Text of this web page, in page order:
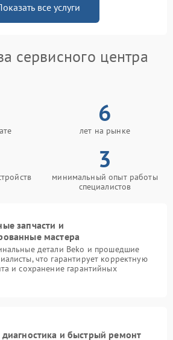
все услуги
сервисного центра
6
лет на рынке
3
минимальный опыт работы
специалистов
запчасти и
мастера
детали Beko и прошедшие
что гарантирует корректную
и сохранение гарантийных
диагностика и быстрый ремонт